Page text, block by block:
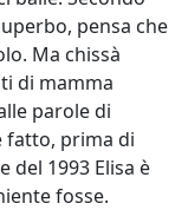
pensa che
Ma chissà
di mamma
parole di
fatto, prima di
del 1993 Elisa è
fosse.